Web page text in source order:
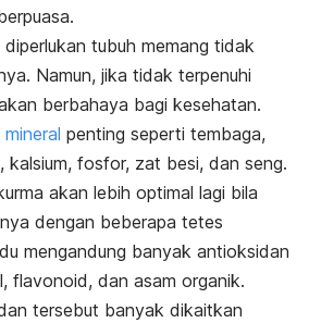
tubuh memang tidak
Namun, jika tidak terpenuhi
berbahaya bagi kesehatan.
mineral penting seperti tembaga,
, kalsium, fosfor, zat besi, dan seng.
akan lebih optimal lagi bila
dengan beberapa tetes
mengandung banyak antioksidan
flavonoid, dan asam organik.
tersebut banyak dikaitkan